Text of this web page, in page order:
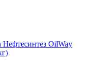
Нефтесинтез OilWay